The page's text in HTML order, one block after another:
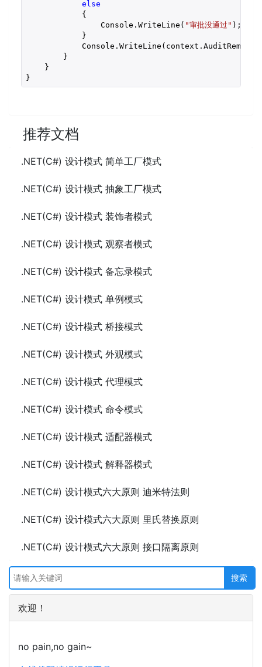
else
            {
                Console.WriteLine(
"审批没通过" );
            }
        }
    }
}
推荐文档
.NET(C#) 设计模式 简单工厂模式
.NET(C#) 设计模式 抽象工厂模式
.NET(C#) 设计模式 装饰者模式
.NET(C#) 设计模式 观察者模式
.NET(C#) 设计模式 备忘录模式
.NET(C#) 设计模式 单例模式
.NET(C#) 设计模式 桥接模式
.NET(C#) 设计模式 外观模式
.NET(C#) 设计模式 代理模式
.NET(C#) 设计模式 命令模式
.NET(C#) 设计模式 适配器模式
.NET(C#) 设计模式 解释器模式
.NET(C#) 设计模式六大原则 迪米特法则
.NET(C#) 设计模式六大原则 里氏替换原则
.NET(C#) 设计模式六大原则 接口隔离原则
欢迎！
no pain,no gain~